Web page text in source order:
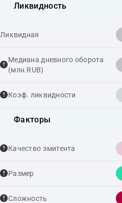
Ликвидность
Ликвидная
Медиана дневного оборота
(млн.RUB)
Коэф. ликвидности
Факторы
Качество эмитента
Размер
Сложность